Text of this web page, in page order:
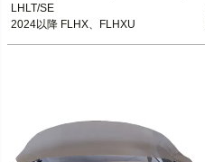
LHLT/SE
2024以降 FLHX、FLHXU